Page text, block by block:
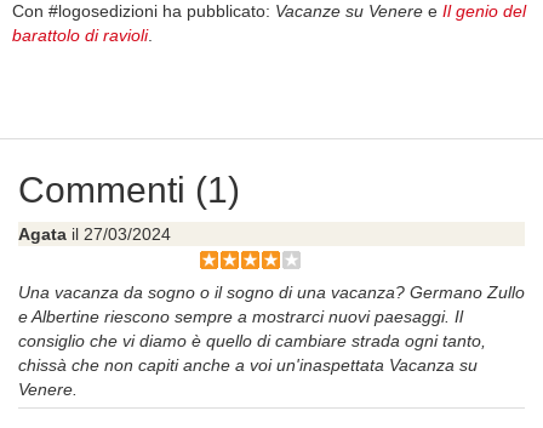
Con #logosedizioni ha pubblicato: Vacanze su Venere e Il genio del
barattolo di ravioli.
Commenti (1)
Agata il 27/03/2024
Una vacanza da sogno o il sogno di una vacanza? Germano Zullo
e Albertine riescono sempre a mostrarci nuovi paesaggi. Il
consiglio che vi diamo è quello di cambiare strada ogni tanto,
chissà che non capiti anche a voi un'inaspettata Vacanza su
Venere.